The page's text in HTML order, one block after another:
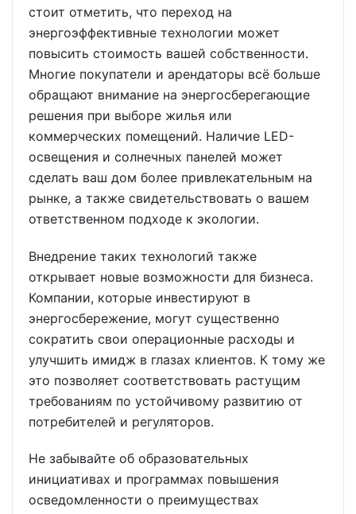
стоит отметить, что переход на
энергоэффективные технологии может
повысить стоимость вашей собственности.
Многие покупатели и арендаторы всё больше
обращают внимание на энергосберегающие
решения при выборе жилья или
коммерческих помещений. Наличие LED-
освещения и солнечных панелей может
сделать ваш дом более привлекательным на
рынке, а также свидетельствовать о вашем
ответственном подходе к экологии.
Внедрение таких технологий также
открывает новые возможности для бизнеса.
Компании, которые инвестируют в
энергосбережение, могут существенно
сократить свои операционные расходы и
улучшить имидж в глазах клиентов. К тому же
это позволяет соответствовать растущим
требованиям по устойчивому развитию от
потребителей и регуляторов.
Не забывайте об образовательных
инициативах и программах повышения
осведомленности о преимуществах